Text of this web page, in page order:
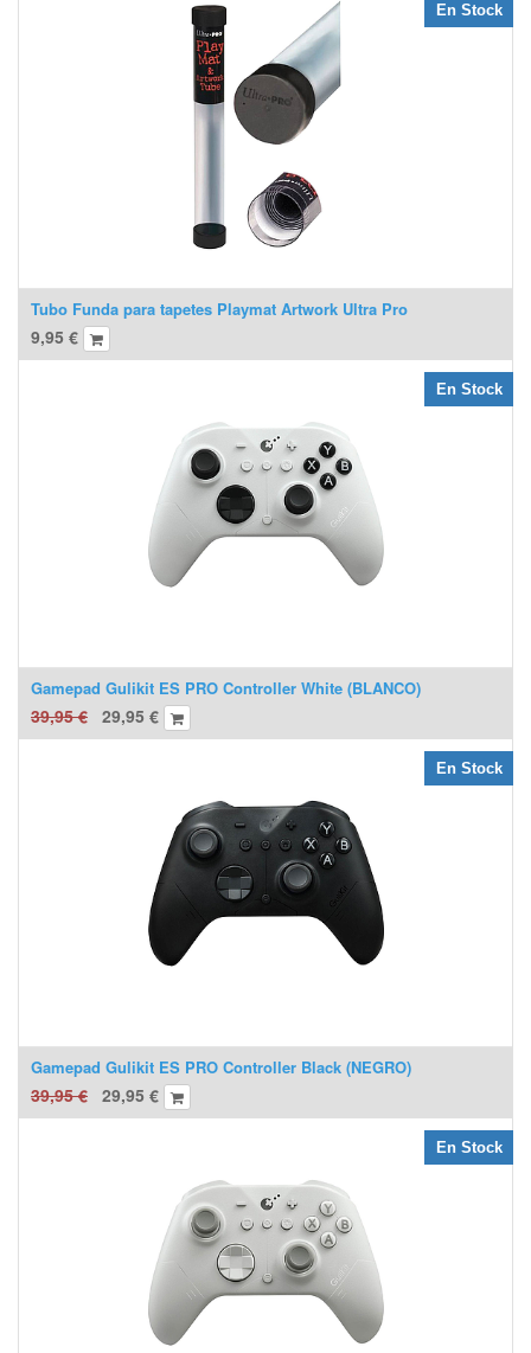
Tubo Funda para tapetes Playmat Artwork Ultra Pro
9,95 €
En Stock
Gamepad Gulikit ES PRO Controller White (BLANCO)
39,95€ 29,95 €
En Stock
Gamepad Gulikit ES PRO Controller Black (NEGRO)
39,95€ 29,95 €
En Stock
En Stock